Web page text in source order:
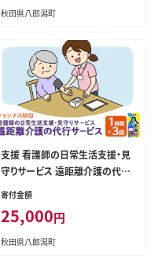
秋田県八郎潟町
支援 看護師の日常生活支援・見
守りサービス 遠距離介護の代行
サービス 1時間 3回 レターパッ
クライトでお届け 八郎潟 [日常
生活支援 見守りサービス 遠距離
介護代行 体調管理 介護予防支
寄付金額
25,000円
秋田県八郎潟町